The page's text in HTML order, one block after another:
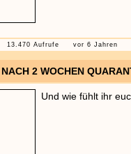
13.470 Aufrufe vor 6 Jahren
NACH 2 WOCHEN
Und wie fühlt ihr